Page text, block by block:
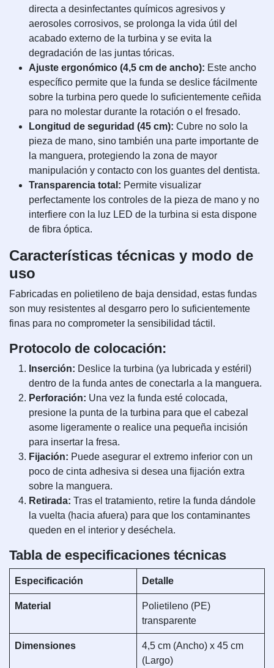
directa a desinfectantes químicos agresivos y
aerosoles corrosivos, se prolonga la vida útil del
acabado externo de la turbina y se evita la
degradación de las juntas tóricas.
Ajuste ergonómico (4,5 cm de ancho): Este ancho
específico permite que la funda se deslice fácilmente
sobre la turbina pero quede lo suficientemente ceñida
para no molestar durante la rotación o el fresado.
Longitud de seguridad (45 cm): Cubre no solo la
pieza de mano, sino también una parte importante de
la manguera, protegiendo la zona de mayor
manipulación y contacto con los guantes del dentista.
Transparencia total: Permite visualizar
perfectamente los controles de la pieza de mano y no
interfiere con la luz LED de la turbina si esta dispone
de fibra óptica.
Características técnicas y modo de
uso
Fabricadas en polietileno de baja densidad, estas fundas
son muy resistentes al desgarro pero lo suficientemente
finas para no comprometer la sensibilidad táctil.
Protocolo de colocación:
Inserción: Deslice la turbina (ya lubricada y estéril)
dentro de la funda antes de conectarla a la manguera.
Perforación: Una vez la funda esté colocada,
presione la punta de la turbina para que el cabezal
asome ligeramente o realice una pequeña incisión
para insertar la fresa.
Fijación: Puede asegurar el extremo inferior con un
poco de cinta adhesiva si desea una fijación extra
sobre la manguera.
Retirada: Tras el tratamiento, retire la funda dándole
la vuelta (hacia afuera) para que los contaminantes
queden en el interior y deséchela.
Tabla de especificaciones técnicas
Especificación Detalle
Material
Polietileno (PE)
transparente
Dimensiones
4,5 cm (Ancho) x 45 cm
(Largo)